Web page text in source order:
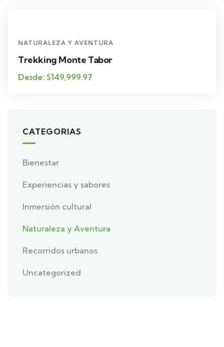
NATURALEZA Y AVENTURA
Trekking Monte Tabor
Desde: $149,999.97
CATEGORIAS
Bienestar
Experiencias y sabores
Inmersión cultural
Naturaleza y Aventura
Recorridos urbanos
Uncategorized